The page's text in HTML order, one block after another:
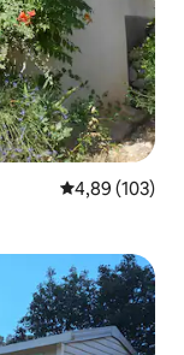
4,89 de uma
4,89 (103)